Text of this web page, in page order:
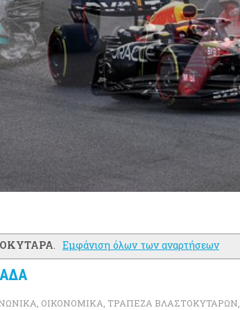
. Εμφάνιση όλων των αναρτήσεων
ΟΙΚΟΝΟΜΙΚΑ ΤΡΑΠΕΖΑ ΒΛΑΣΤΟΚΥΤΑΡΩΝ